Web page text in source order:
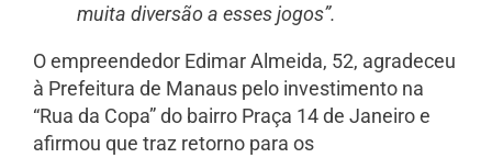
muita diversão a esses jogos”.
O empreendedor Edimar Almeida, 52, agradeceu
à Prefeitura de Manaus pelo investimento na
“Rua da Copa” do bairro Praça 14 de Janeiro e
afirmou que traz retorno para os